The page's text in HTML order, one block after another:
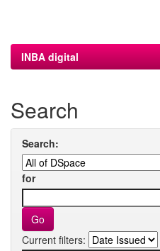
INBA digital
Search
Search:
for
Current filters: